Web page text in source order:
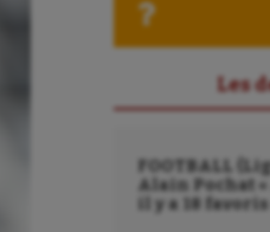
Les
FOOTBALL
Alain Pochat «
il y a 18